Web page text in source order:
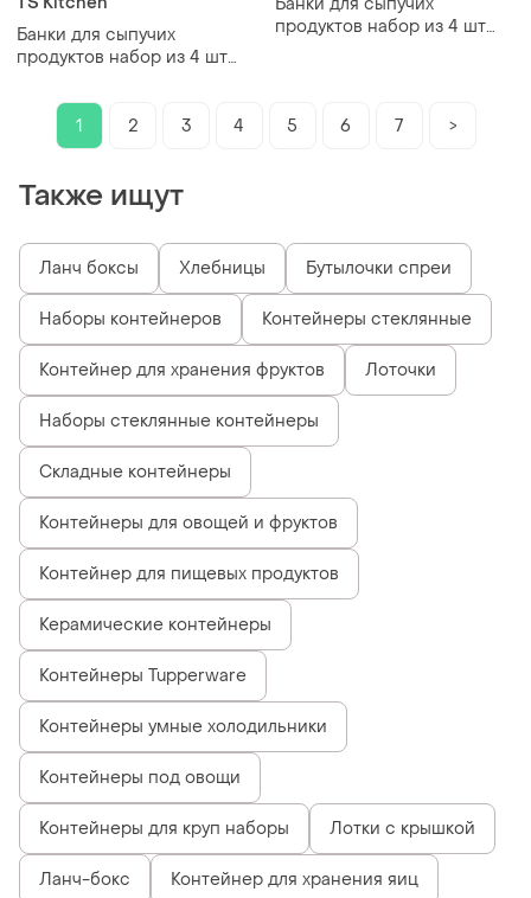
Банки для сыпучих
продуктов набор из 4 шт
хранения с ложкой на
металической подставке
продуктов набор из 4 шт
1
2 3 4 5 6 7 >
Также ищут
Ланч боксы Хлебницы Бутылочки спреи
Наборы контейнеров Контейнеры стеклянные
Контейнер для хранения фруктов Лоточки
Наборы стеклянные контейнеры
Складные контейнеры
Контейнеры для овощей и фруктов
Контейнер для пищевых продуктов
Керамические контейнеры
Контейнеры Tupperware
Контейнеры умные холодильники
Контейнеры под овощи
Контейнеры для круп наборы Лотки с крышкой
Ланч-бокс Контейнер для хранения яиц